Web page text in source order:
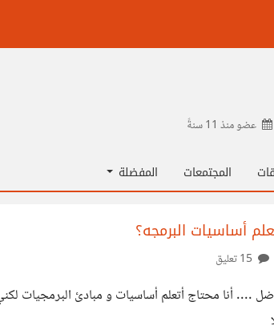
عضو منذ 11 سنةً
المجتمعات المفضلة
أساسيات البرمجه؟
.... أنا محتاج أتعلم أساسيات و مبادئ البرمجيات